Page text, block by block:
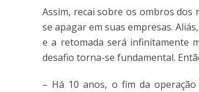
Assim, recai sobre os ombros dos
se apagar em suas empresas.
e a retomada será infinitamente
desafio torna-se fundamental.
– Há 10 anos, o fim da